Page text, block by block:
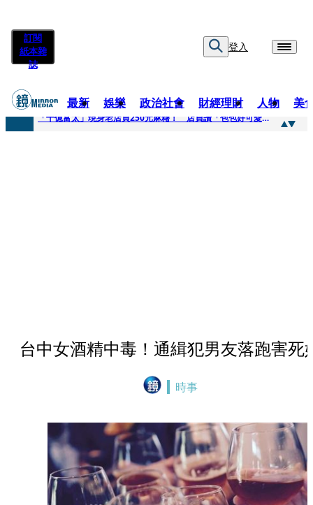
訂閱
紙本雜
誌
登入
最新 娛樂 政治社會 財經理財 人物 美
快訊
「千億富太」現身老店買250元麻糬！ 店員讚「包包好可愛」她笑回：我自己做的
台中女酒精中毒！通緝犯男友落跑害死
時事